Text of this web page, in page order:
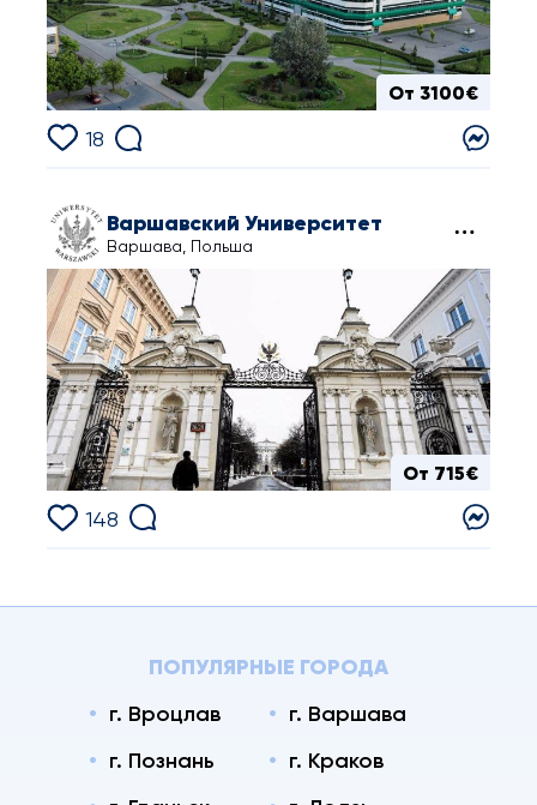
От 3100€
18
Варшавский Университет
Варшава, Польша
От 715€
148
ПОПУЛЯРНЫЕ ГОРОДА
г. Вроцлав
г. Варшава
г. Познань
г. Краков